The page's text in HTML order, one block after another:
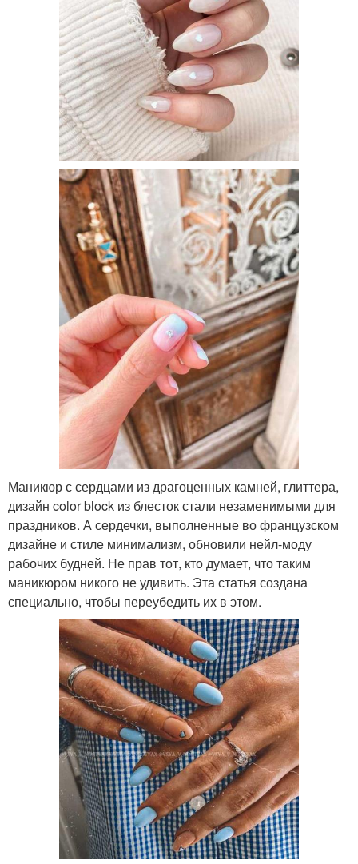
Маникюр с сердцами из драгоценных камней, глиттера,
дизайн color block из блесток стали незаменимыми для
праздников. А сердечки, выполненные во французском
дизайне и стиле минимализм, обновили нейл-моду
рабочих будней. Не прав тот, кто думает, что таким
маникюром никого не удивить. Эта статья создана
специально, чтобы переубедить их в этом.